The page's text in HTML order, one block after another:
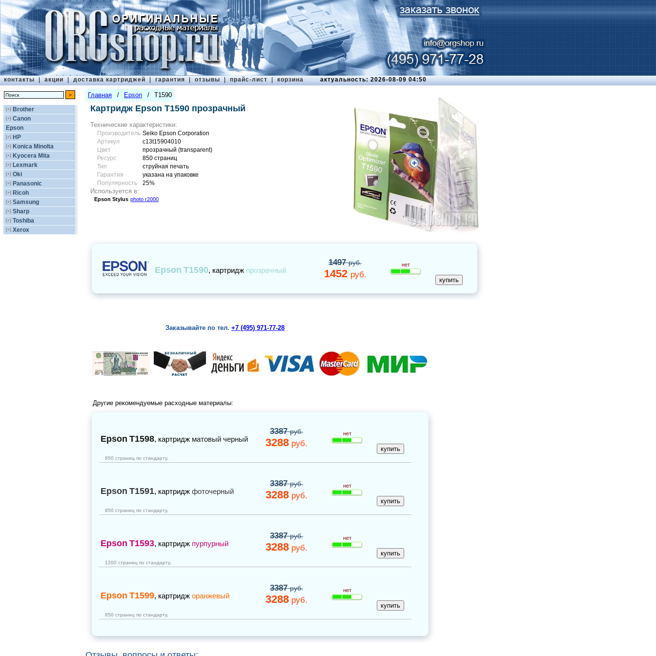
контакты | акции | доставка картриджей | гарантия | отзывы | прайс-лист | корзина актуальность: 2026-08-09 04:50
[+] Brother
[+] Canon
Epson
[+] HP
[+] Konica Minolta
[+] Kyocera Mita
[+] Lexmark
[+] Oki
[+] Panasonic
[+] Ricoh
[+] Samsung
[+] Sharp
[+] Toshiba
[+] Xerox
Главная / Epson / T1590
Картридж Epson T1590 прозрачный
Технические характеристики:
Производитель Seiko Epson Corporation
Артикул
c13t15904010
Цвет
прозрачный (transparent)
Ресурс
850 страниц
Тип
струйная печать
Гарантия
указана на упаковке
Популярность
25%
Используется в:
Epson Stylus photo r2000
Epson T1590, картридж прозрачный
1497руб.
1452 руб.
нет
Заказывайте по тел. +7 (495) 971-77-28
Другие рекомендуемые расходные материалы:
Epson T1598, картридж матовый черный
3387руб.
3288 руб.
нет
850 страниц по стандарту,
Epson T1591, картридж фоточерный
3387руб.
3288 руб.
нет
850 страниц по стандарту,
Epson T1593, картридж пурпурный
3387руб.
3288 руб.
нет
1200 страниц по стандарту,
Epson T1599, картридж оранжевый
3387руб.
3288 руб.
нет
850 страниц по стандарту,